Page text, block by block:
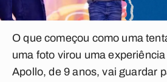
O que começou como uma
uma foto virou uma
Apollo, de 9 anos, vai guardar